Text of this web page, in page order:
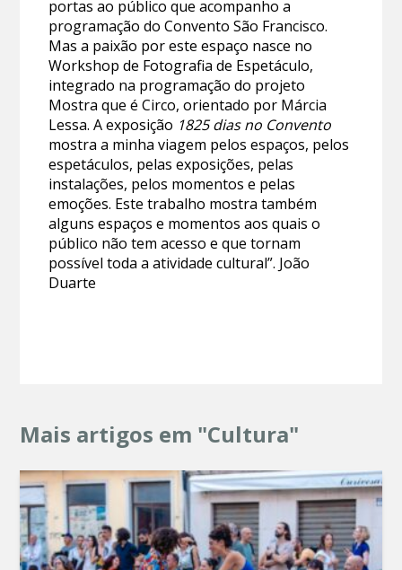
portas ao público que acompanho a
programação do Convento São Francisco.
Mas a paixão por este espaço nasce no
Workshop de Fotografia de Espetáculo,
integrado na programação do projeto
Mostra que é Circo, orientado por Márcia
Lessa. A exposição 1825 dias no Convento
mostra a minha viagem pelos espaços, pelos
espetáculos, pelas exposições, pelas
instalações, pelos momentos e pelas
emoções. Este trabalho mostra também
alguns espaços e momentos aos quais o
público não tem acesso e que tornam
possível toda a atividade cultural”. João
Duarte
Mais artigos em "Cultura"